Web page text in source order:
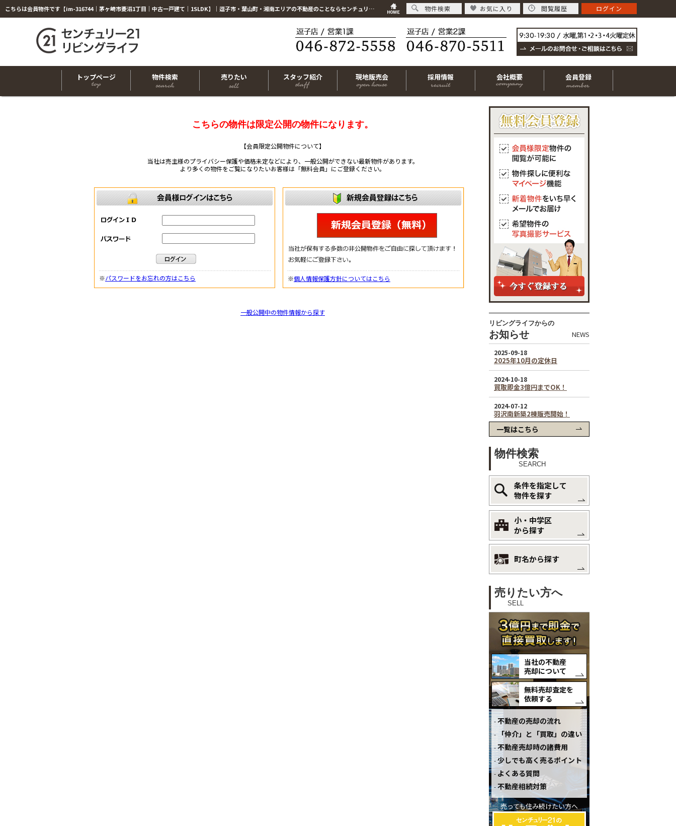
こちらは会員物件です【im-316744｜茅ヶ崎市菱沼1丁目｜中古一戸建て｜1SLDK】｜逗子市・葉山町・湘南エリアの不動産のことならセンチュリー21リビングライフにお任せください！
トップページ 物件検索 売りたい スタッフ紹介 現地販売会 採用情報 会社概要 会員登録
こちらの物件は限定公開の物件になります。
【会員限定公開物件について】
当社は売主様のプライバシー保護や価格未定などにより、一般公開ができない最新物件があります。
より多くの物件をご覧になりたいお客様は「無料会員」にご登録ください。
※パスワードをお忘れの方はこちら ※個人情報保護方針についてはこちら
一般公開中の物件情報から探す
リビングライフからの
お知らせ NEWS
一覧はこちら
物件検索
SEARCH
条件を指定して
物件を探す
小・中学区
から探す
町名から探す
売りたい方へ
SELL
当社の不動産
売却について
無料売却査定を
依頼する
不動産の売却の流れ
「仲介」と「買取」の違い
不動産売却時の諸費用
少しでも高く売るポイント
よくある質問
不動産相続対策
売っても住み続けたい方へ
物件検索 お気に入り 閲覧履歴 ログイン